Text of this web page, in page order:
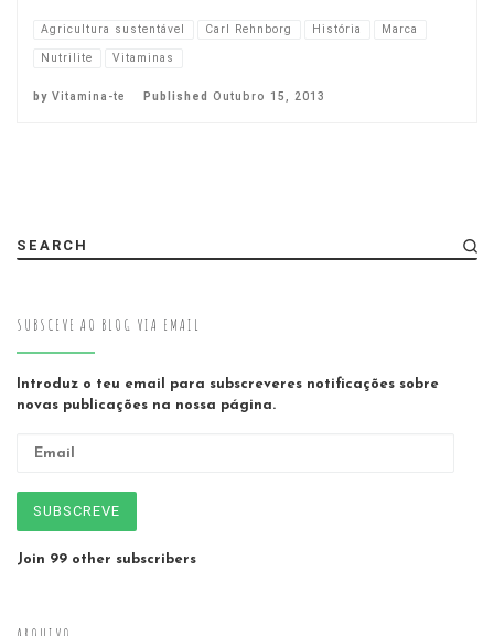
Agricultura sustentável Carl Rehnborg História
Marca
Nutrilite
Vitaminas
by Vitamina-te Published Outubro 15, 2013
SEARCH
SUBSCEVE AO BLOG VIA EMAIL
Introduz o teu email para subscreveres notificações sobre
novas publicações na nossa página.
SUBSCREVE
Join 99 other subscribers